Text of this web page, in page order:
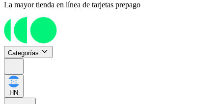
La mayor tienda en línea de tarjetas prepago
Categorías
HN